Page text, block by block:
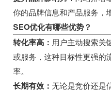
你的品牌信息和产品服务，
SEO优化有哪些优势？
转化率高： 用户主动搜索关
或服务，这种目标性更强的
率。
长期有效：无论是竞价还是